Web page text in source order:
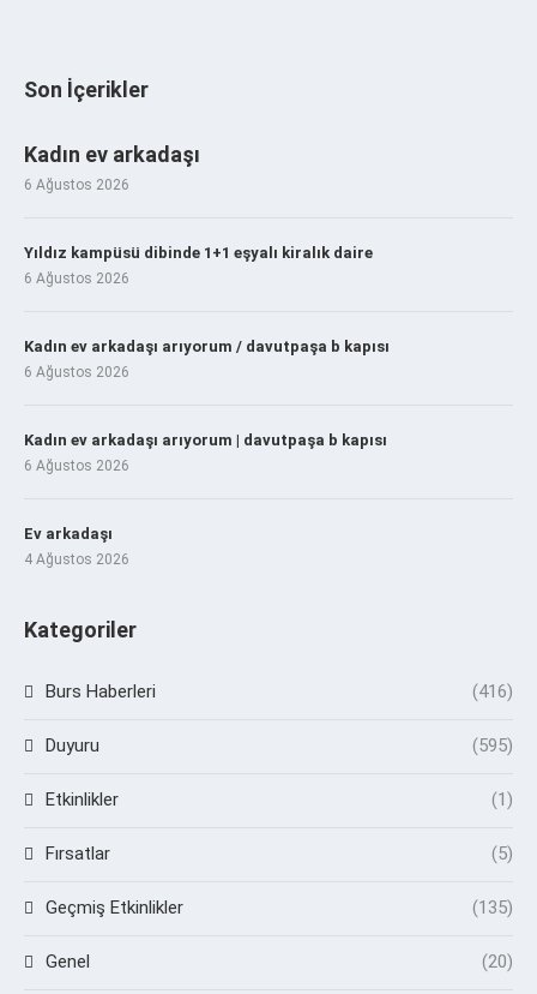
Son İçerikler
Kadın ev arkadaşı
6 Ağustos 2026
Yıldız kampüsü dibinde 1+1 eşyalı kiralık daire
6 Ağustos 2026
Kadın ev arkadaşı arıyorum / davutpaşa b kapısı
6 Ağustos 2026
Kadın ev arkadaşı arıyorum | davutpaşa b kapısı
6 Ağustos 2026
Ev arkadaşı
4 Ağustos 2026
Kategoriler
Burs Haberleri (416)
Duyuru (595)
Etkinlikler (1)
Fırsatlar (5)
Geçmiş Etkinlikler (135)
Genel (20)